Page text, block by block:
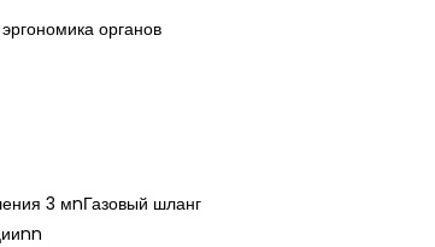
органов
3 мnГазовый шланг